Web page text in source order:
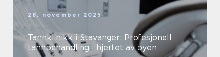
28. november 2025
Tannklinikk i Stavanger: Profesjonell
tannbehandling i hjertet av byen